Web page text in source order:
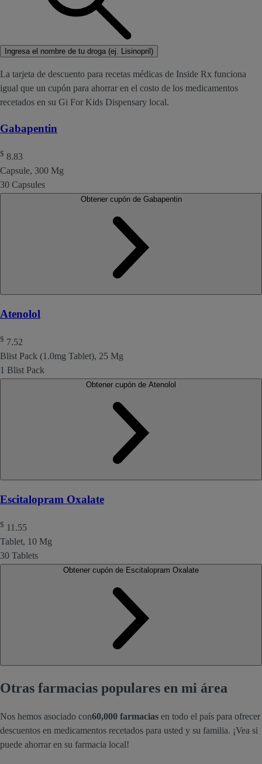
Ingresa el nombre de tu droga (ej. Lisinopril)
La tarjeta de descuento para recetas médicas de Inside Rx funciona
igual que un cupón para ahorrar en el costo de los medicamentos
recetados en su Gi For Kids Dispensary local.
Gabapentin
$ 8.83
Capsule, 300 Mg
30 Capsules
Obtener cupón de Gabapentin
Atenolol
$ 7.52
Blist Pack (1.0mg Tablet), 25 Mg
1 Blist Pack
Escitalopram Oxalate
$ 11.55
Tablet, 10 Mg
30 Tablets
Otras farmacias populares en mi área
Nos hemos asociado con60,000 farmacias en todo el país para ofrecer
descuentos en medicamentos recetados para usted y su familia. ¡Vea si
puede ahorrar en su farmacia local!